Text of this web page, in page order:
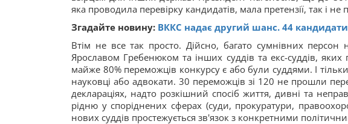
яка проводила перевірку кандидатів, мала претензії, так і
Згадайте новину: ВККС надає другий шанс. 44
Втім не все так просто. Дійсно, багато сумнівних
Ярославом Гребенюком та інших суддів та екс-суддів, яких
майже 80% переможців конкурсу є або були суддями. І
науковці або адвокати. 30 переможців зі 120 не прошли
деклараціях, надто розкішний спосіб життя, дивні та
рідню у споріднених сферах (суди, прокуратури,
нових суддів простежується зв'язок з конкретними